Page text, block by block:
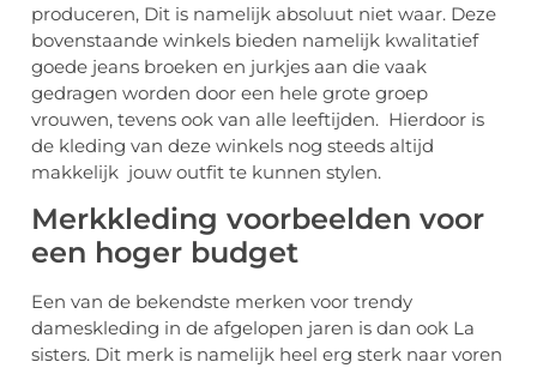
produceren, Dit is namelijk absoluut niet waar. Deze
bovenstaande winkels bieden namelijk kwalitatief
goede jeans broeken en jurkjes aan die vaak
gedragen worden door een hele grote groep
vrouwen, tevens ook van alle leeftijden. Hierdoor is
de kleding van deze winkels nog steeds altijd
makkelijk jouw outfit te kunnen stylen.
Merkkleding voorbeelden voor
een hoger budget
Een van de bekendste merken voor trendy
dameskleding in de afgelopen jaren is dan ook La
sisters. Dit merk is namelijk heel erg sterk naar voren